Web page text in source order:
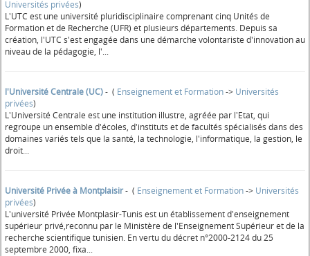
Universités privées)
L'UTC est une université pluridisciplinaire comprenant cinq Unités de
Formation et de Recherche (UFR) et plusieurs départements. Depuis sa
création, l'UTC s'est engagée dans une démarche volontariste d'innovation au
niveau de la pédagogie, l'...
l'Université Centrale (UC)- ( Enseignement et Formation-> Universités
privées)
L'Université Centrale est une institution illustre, agréée par l'Etat, qui
regroupe un ensemble d'écoles, d'instituts et de facultés spécialisés dans des
domaines variés tels que la santé, la technologie, l'informatique, la gestion, le
droit...
Université Privée à Montplaisir- ( Enseignement et Formation-> Universités
privées)
L'université Privée Montplasir-Tunis est un établissement d'enseignement
supérieur privé,reconnu par le Ministère de l'Enseignement Supérieur et de la
recherche scientifique tunisien. En vertu du décret n°2000-2124 du 25
septembre 2000, fixa...